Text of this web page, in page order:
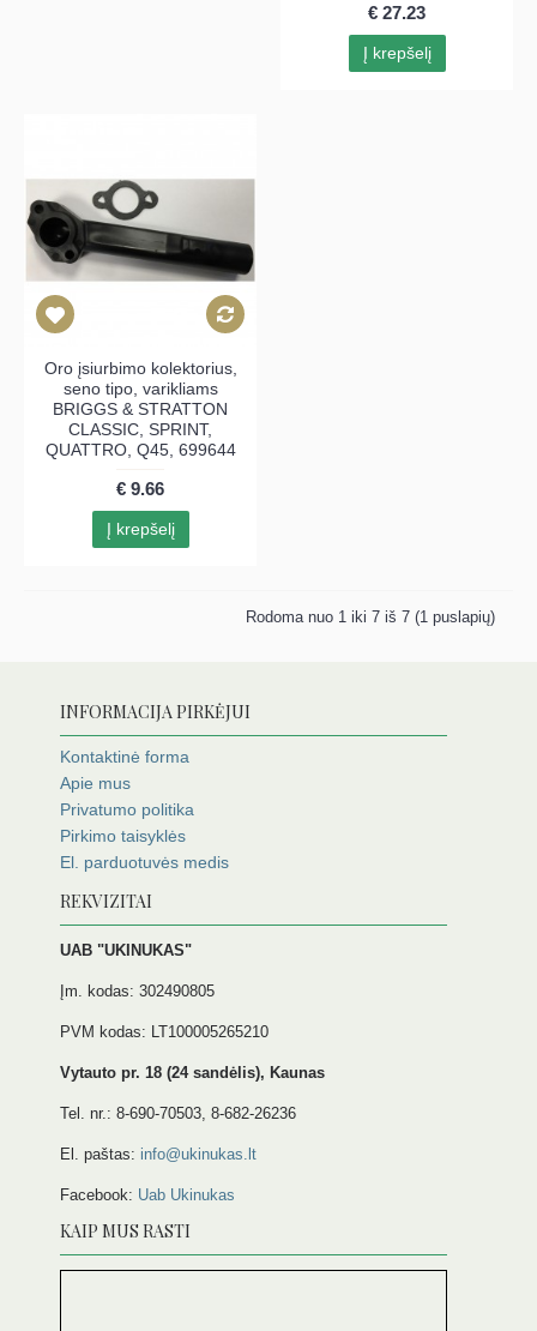
€ 27.23
Į krepšelį
Oro įsiurbimo kolektorius,
seno tipo, varikliams
BRIGGS & STRATTON
CLASSIC, SPRINT,
QUATTRO, Q45, 699644
€ 9.66
Į krepšelį
Rodoma nuo 1 iki 7 iš 7 (1 puslapių)
INFORMACIJA PIRKĖJUI
Kontaktinė forma
Apie mus
Privatumo politika
Pirkimo taisyklės
El. parduotuvės medis
REKVIZITAI
UAB "UKINUKAS"
Įm. kodas: 302490805
PVM kodas: LT100005265210
Vytauto pr. 18 (24 sandėlis), Kaunas
Tel. nr.: 8-690-70503, 8-682-26236
El. paštas: info@ukinukas.lt
Facebook: Uab Ukinukas
KAIP MUS RASTI